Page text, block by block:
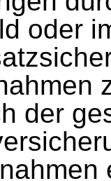
oder
der